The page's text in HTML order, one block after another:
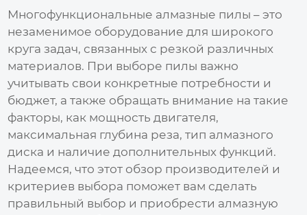
Многофункциональные алмазные пилы – это
незаменимое оборудование для широкого
круга задач, связанных с резкой различных
материалов. При выборе пилы важно
учитывать свои конкретные потребности и
бюджет, а также обращать внимание на такие
факторы, как мощность двигателя,
максимальная глубина реза, тип алмазного
диска и наличие дополнительных функций.
Надеемся, что этот обзор производителей и
критериев выбора поможет вам сделать
правильный выбор и приобрести алмазную